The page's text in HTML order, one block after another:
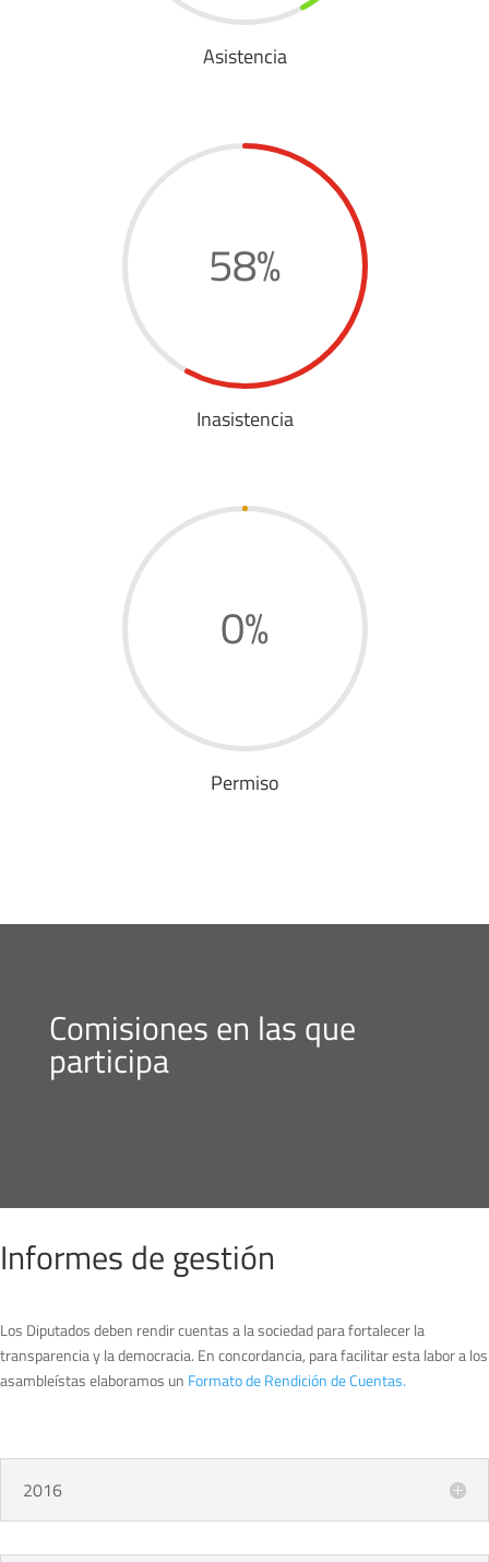
Asistencia
58%
Inasistencia
0%
Permiso
Comisiones en las que
participa
Informes de gestión
Los Diputados deben rendir cuentas a la sociedad para fortalecer la
transparencia y la democracia. En concordancia, para facilitar esta labor a los
asambleístas elaboramos un Formato de Rendición de Cuentas.
2016